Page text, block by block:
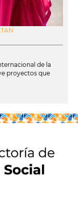
de la
proyectos que